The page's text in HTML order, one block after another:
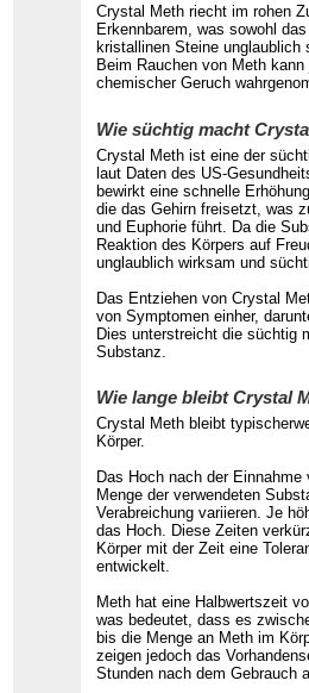
Crystal Meth riecht im rohen
Erkennbarem, was sowohl
kristallinen Steine unglaublich
Beim Rauchen von Meth kann
chemischer Geruch
Wie süchtig macht
Crystal Meth ist eine der
laut Daten des US-
bewirkt eine schnelle
die das Gehirn freisetzt, was
und Euphorie führt. Da die
Reaktion des Körpers auf
unglaublich wirksam und
Das Entziehen von Crystal
von Symptomen einher,
Dies unterstreicht die süchtig
Substanz.
Wie lange bleibt Crystal
Crystal Meth bleibt
Körper.
Das Hoch nach der
Menge der verwendeten
Verabreichung variieren. Je
das Hoch. Diese Zeiten
Körper mit der Zeit eine
entwickelt.
Meth hat eine Halbwertszeit
was bedeutet, dass es
bis die Menge an Meth im
zeigen jedoch das
Stunden nach dem Gebrauch